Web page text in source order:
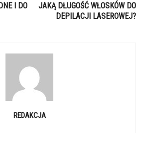
I DO
JAKĄ DŁUGOŚĆ WŁOSKÓW DO
DEPILACJI LASEROWEJ?
REDAKCJA